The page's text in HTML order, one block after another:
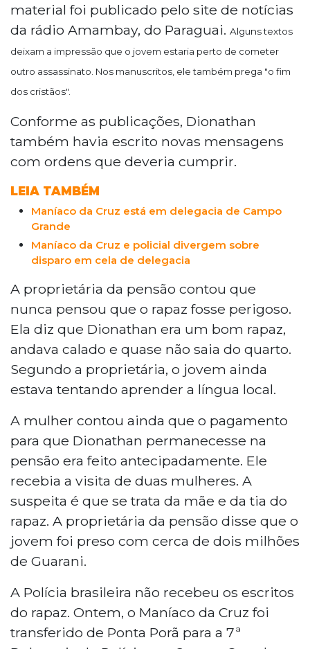
material foi publicado pelo site de notícias
da rádio Amambay, do Paraguai. Alguns textos
deixam a impressão que o jovem estaria perto de cometer
outro assassinato. Nos manuscritos, ele também prega "o fim
dos cristãos".
Conforme as publicações, Dionathan
também havia escrito novas mensagens
com ordens que deveria cumprir.
LEIA TAMBÉM
Maníaco da Cruz está em delegacia de Campo
Grande
Maníaco da Cruz e policial divergem sobre
disparo em cela de delegacia
A proprietária da pensão contou que
nunca pensou que o rapaz fosse perigoso.
Ela diz que Dionathan era um bom rapaz,
andava calado e quase não saia do quarto.
Segundo a proprietária, o jovem ainda
estava tentando aprender a língua local.
A mulher contou ainda que o pagamento
para que Dionathan permanecesse na
pensão era feito antecipadamente. Ele
recebia a visita de duas mulheres. A
suspeita é que se trata da mãe e da tia do
rapaz. A proprietária da pensão disse que o
jovem foi preso com cerca de dois milhões
de Guarani.
A Polícia brasileira não recebeu os escritos
do rapaz. Ontem, o Maníaco da Cruz foi
transferido de Ponta Porã para a 7ª